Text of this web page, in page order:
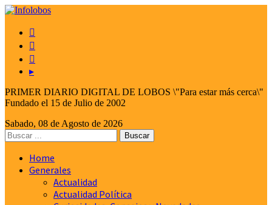



▸
PRIMER DIARIO DIGITAL DE LOBOS \"Para estar más cerca\"
Fundado el 15 de Julio de 2002
Sabado, 08 de Agosto de 2026
Home
Generales
Actualidad
Actualidad Política